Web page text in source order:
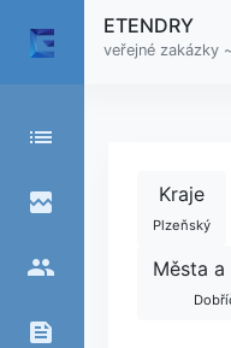
list
broken_image
people
feed
ETENDRY
veřejné zakázky
Kraje
Plzeňský
Města